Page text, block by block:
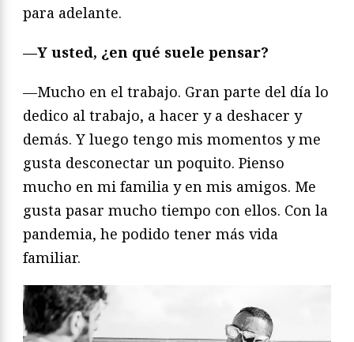
para adelante.
—Y usted, ¿en qué suele pensar?
—Mucho en el trabajo. Gran parte del día lo
dedico al trabajo, a hacer y a deshacer y
demás. Y luego tengo mis momentos y me
gusta desconectar un poquito. Pienso
mucho en mi familia y en mis amigos. Me
gusta pasar mucho tiempo con ellos. Con la
pandemia, he podido tener más vida
familiar.